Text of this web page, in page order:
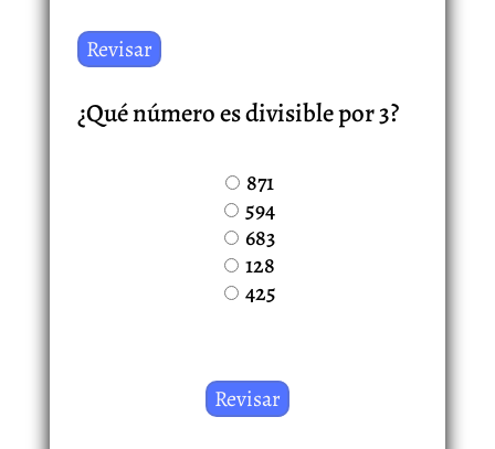
¿Qué número es divisible por 3?
871
594
683
128
425